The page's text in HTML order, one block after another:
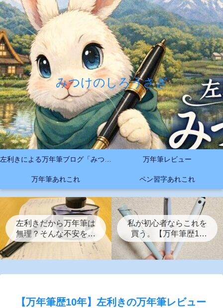
みつけのしろうさぎ
万年筆レビュー
万年筆あれこれ ペン習字あれこれ
左利きだから万年筆は
無理？そんな不安を解
消する初心者が万年筆
デビューするまでの7
私が初心者ならこれを
買う。【万年筆歴10
年 左利きのおすす
め 3選】
【万年筆歴10年】左利きの万年筆レビュー